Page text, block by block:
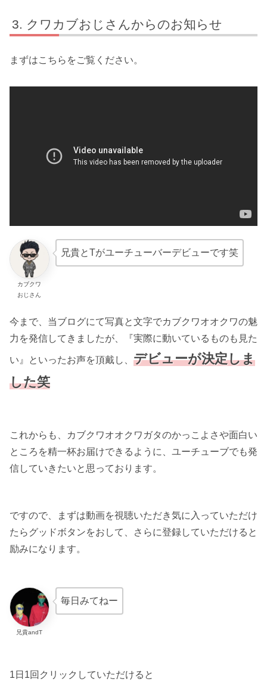
クワカブおじさんからのお知らせ
まずはこちらをご覧ください。
カブクワ
おじさん
兄貴とTがユーチューバーデビューです笑
今まで、当ブログにて写真と文字でカブクワオオクワの魅
力を発信してきましたが、『実際に動いているものも見た
い』といったお声を頂戴し、 デビューが決定しま
した笑
これからも、カブクワオオクワガタのかっこよさや面白い
ところを精一杯お届けできるように、ユーチューブでも発
信していきたいと思っております。
ですので、まずは動画を視聴いただき気に入っていただけ
たらグッドボタンをおして、さらに登録していただけると
励みになります。
兄貴andT
毎日みてねー
1日1回クリックしていただけると